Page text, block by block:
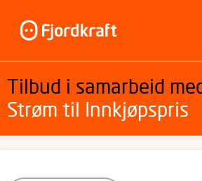
Tilbud i samarbeid
Strøm til Innkjøpspris